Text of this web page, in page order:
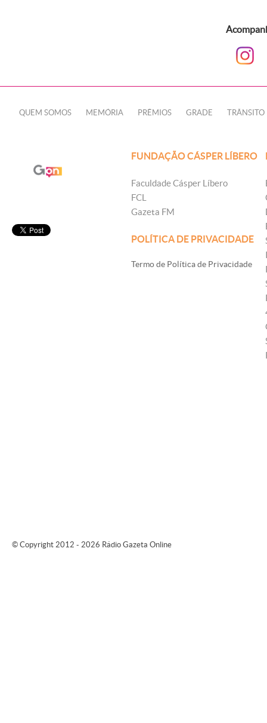
QUEM SOMOS MEMÓRIA PRÊMIOS GRADE TRÂNSITO
FUNDAÇÃO CÁSPER LÍBERO
Faculdade Cásper Líbero
FCL
Gazeta FM
POLÍTICA DE PRIVACIDADE
Termo de Política de Privacidade
© Copyright 2012 - 2026 Rádio Gazeta Online